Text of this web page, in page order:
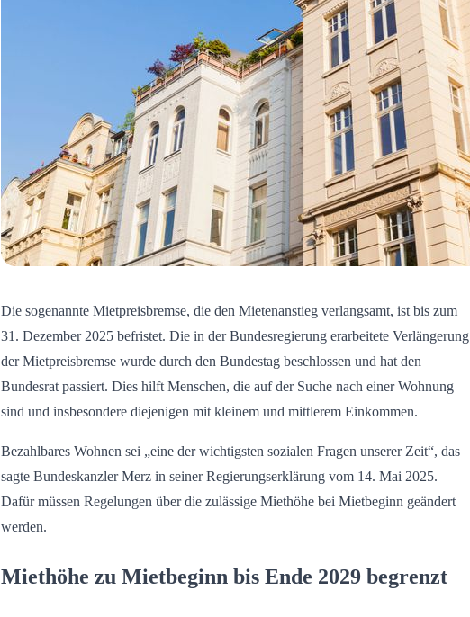
Die sogenannte Mietpreisbremse, die den Mietenanstieg verlangsamt, ist bis zum
31. Dezember 2025 befristet. Die in der Bundesregierung erarbeitete Verlängerung
der Mietpreisbremse wurde durch den Bundestag beschlossen und hat den
Bundesrat passiert. Dies hilft Menschen, die auf der Suche nach einer Wohnung
sind und insbesondere diejenigen mit kleinem und mittlerem Einkommen.
Bezahlbares Wohnen sei „eine der wichtigsten sozialen Fragen unserer Zeit“, das
sagte Bundeskanzler Merz in seiner Regierungserklärung vom 14. Mai 2025.
Dafür müssen Regelungen über die zulässige Miethöhe bei Mietbeginn geändert
werden.
Miethöhe zu Mietbeginn bis Ende 2029 begrenzt